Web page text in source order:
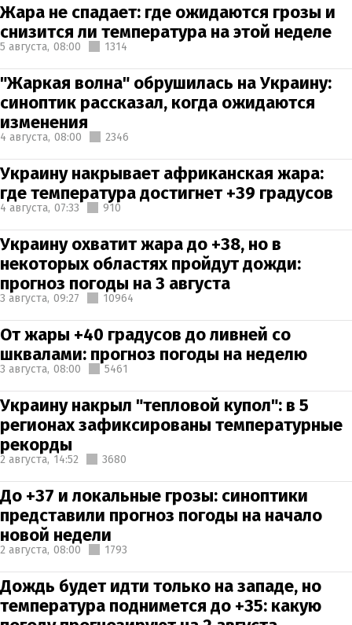
Жара не спадает: где ожидаются грозы и
снизится ли температура на этой неделе
5 августа, 08:00 1314
"Жаркая волна" обрушилась на Украину:
синоптик рассказал, когда ожидаются
изменения
4 августа, 08:00 2346
Украину накрывает африканская жара:
где температура достигнет +39 градусов
4 августа, 07:33 910
Украину охватит жара до +38, но в
некоторых областях пройдут дожди:
прогноз погоды на 3 августа
3 августа, 09:27 10964
От жары +40 градусов до ливней со
шквалами: прогноз погоды на неделю
3 августа, 08:00 5461
Украину накрыл "тепловой купол": в 5
регионах зафиксированы температурные
рекорды
2 августа, 14:52 3680
До +37 и локальные грозы: синоптики
представили прогноз погоды на начало
новой недели
2 августа, 08:00 1793
Дождь будет идти только на западе, но
температура поднимется до +35: какую